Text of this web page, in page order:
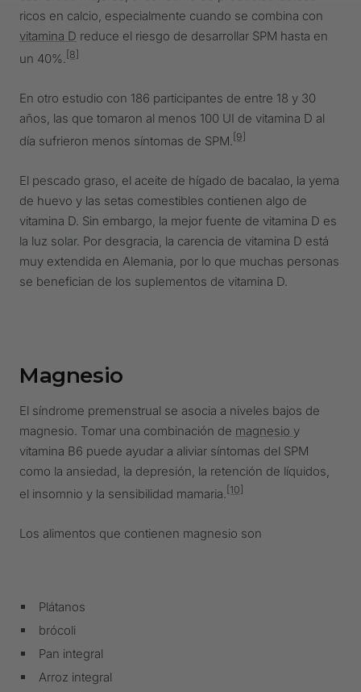
ricos en calcio, especialmente cuando se combina con
vitamina D reduce el riesgo de desarrollar SPM hasta en
un 40%. [8]
En otro estudio con 186 participantes de entre 18 y 30
años, las que tomaron al menos 100 UI de vitamina D al
día sufrieron menos síntomas de SPM. [9]
El pescado graso, el aceite de hígado de bacalao, la yema
de huevo y las setas comestibles contienen algo de
vitamina D. Sin embargo, la mejor fuente de vitamina D es
la luz solar. Por desgracia, la carencia de vitamina D está
muy extendida en Alemania, por lo que muchas personas
se benefician de los suplementos de vitamina D.
Magnesio
El síndrome premenstrual se asocia a niveles bajos de
magnesio. Tomar una combinación de magnesio y
vitamina B6 puede ayudar a aliviar síntomas del SPM
como la ansiedad, la depresión, la retención de líquidos,
el insomnio y la sensibilidad mamaria. [10]
Los alimentos que contienen magnesio son
Plátanos
brócoli
Pan integral
Arroz integral